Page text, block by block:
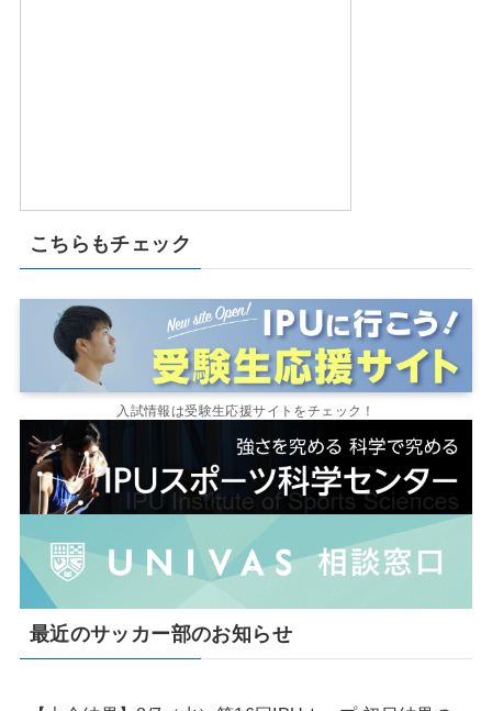
こちらもチェック
入試情報は受験生応援サイトをチェック！
最近のサッカー部のお知らせ